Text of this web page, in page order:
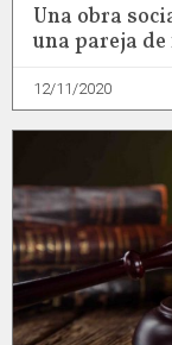
Una obra
una pareja
12/11/2020